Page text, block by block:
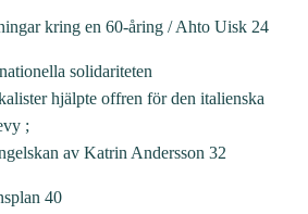
kring en 60-åring / Ahto Uisk 24
solidariteten
hjälpte offren för den italienska
;
av Katrin Andersson 32
40